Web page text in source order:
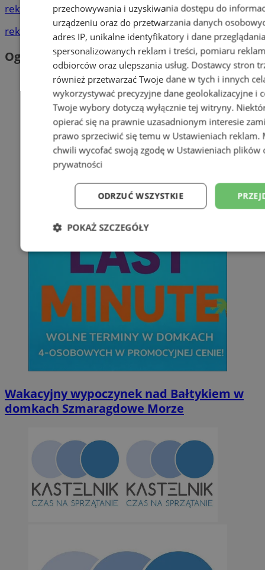
reklama
reklama
Ogłoszenia
Wakacyjny wypoczynek nad Bałtykiem w
domkach Szmaragdowe Morze
przechowywania i uzyskiwania dostępu do
urządzeniu oraz do przetwarzania danych
adres IP, unikalne identyfikatory i dane
spersonalizowanych reklam i treści, pomiaru
odbiorców oraz ulepszania usług. Dostawcy stron
również przetwarzać Twoje dane w tych i innych
wykorzystywać precyzyjne dane geolokalizacyjne i
Twoje wybory dotyczą wyłącznie tej witryny.
opierać się na prawnie uzasadnionym interesie
prawo sprzeciwić się temu w Ustawieniach reklam.
chwili wycofać swoją zgodę w Ustawieniach plików
prywatności
ODRZUĆ WSZYSTKIE
POKAŻ SZCZEGÓŁY
Niezbędne Wydajność
Niesklasyfikowane
Niezbędne pliki cookie umożliwiają korzystanie z podstawowych
takich jak logowanie użytkownika i zarządzanie kontem. Bez
Nazwa
Provider/
Domena
SessID
orzesze.com.pl
QeSessID orzesze.com.pl